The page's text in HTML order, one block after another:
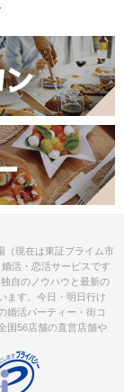
（現在は東証プライム市
活・恋活サービスです
自のノウハウと最新の
ます。今日・明日行け
婚活パーティー・街コ
国56店舗の直営店舗や